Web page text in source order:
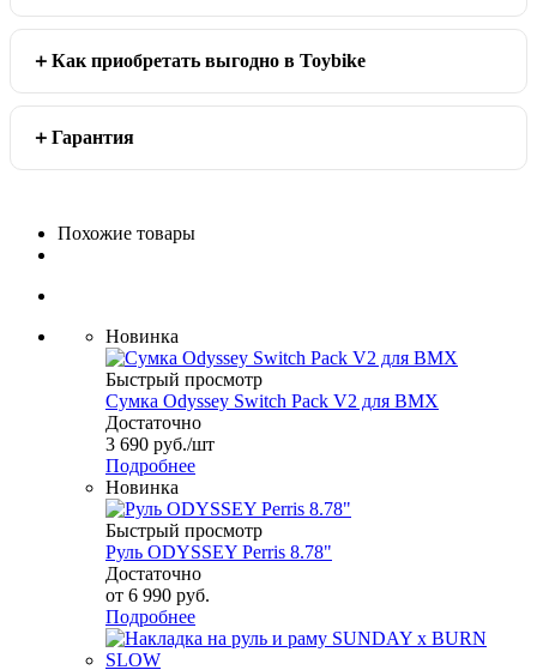
Как приобретать выгодно в Toybike
Гарантия
Похожие товары
Новинка
Быстрый просмотр
Сумка Odyssey Switch Pack V2 для BMX
Достаточно
3 690 руб./шт
Подробнее
Новинка
Быстрый просмотр
Руль ODYSSEY Perris 8.78"
Достаточно
от 6 990 руб.
Подробнее